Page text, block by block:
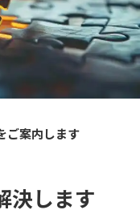
ご案内します
決します